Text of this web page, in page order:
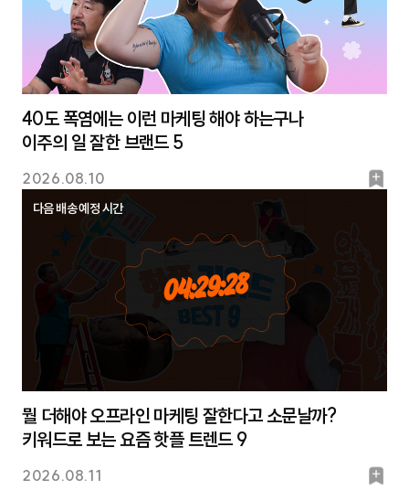
2026.08.10
북
40도 폭염에는 이런 마케팅 해야 하는구나
이주의 일 잘한 브랜드 5
다음 배송 예정 시간
04:29:27
2026.08.11
북
뭘 더해야 오프라인 마케팅 잘한다고 소문날까?
키워드로 보는 요즘 핫플 트렌드 9